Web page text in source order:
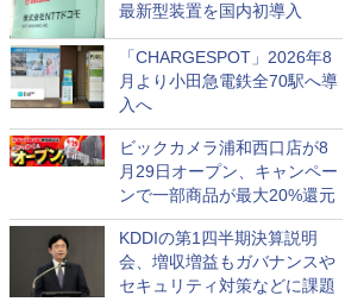
最新型装置を国内初導入
「CHARGESPOT」2026年8
月より小田急電鉄全70駅へ導
入へ
ビックカメラ浦和西口店が8
月29日オープン、キャンペー
ンで一部商品が最大20%還元
KDDIの第1四半期決算説明
会、増収増益もガバナンスや
セキュリティ対策などに課題